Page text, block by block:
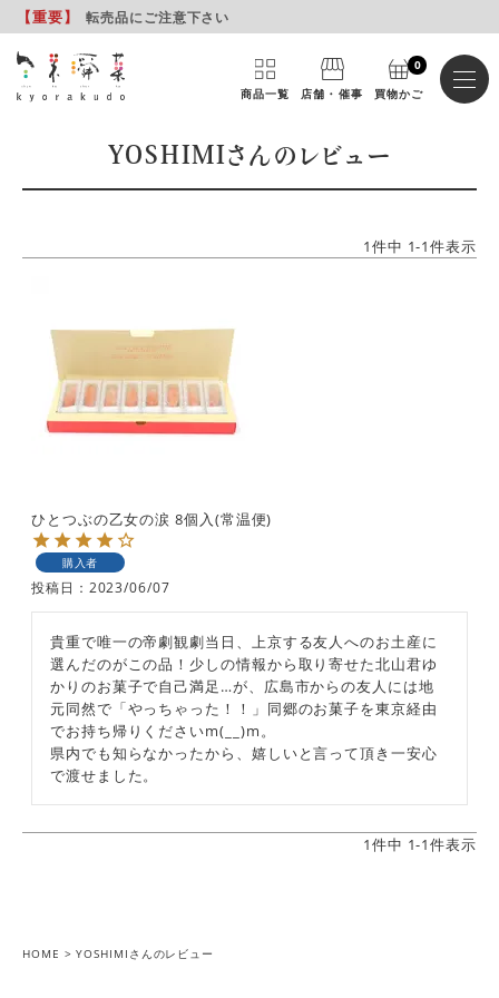
【重要】 転売品にご注意下さい
商品一覧 店舗・催事 買物かご
0
YOSHIMIさんのレビュー
1件中 1-1件表示
ひとつぶの乙女の涙 8個入(常温便)
購入者
投稿日 2023/06/07
貴重で唯一の帝劇観劇当日、上京する友人へのお土産に
選んだのがこの品！少しの情報から取り寄せた北山君ゆ
かりのお菓子で自己満足…が、広島市からの友人には地
元同然で「やっちゃった！！」同郷のお菓子を東京経由
でお持ち帰りくださいm(__)m。
県内でも知らなかったから、嬉しいと言って頂き一安心
で渡せました。
1件中 1-1件表示
HOME YOSHIMIさんのレビュー